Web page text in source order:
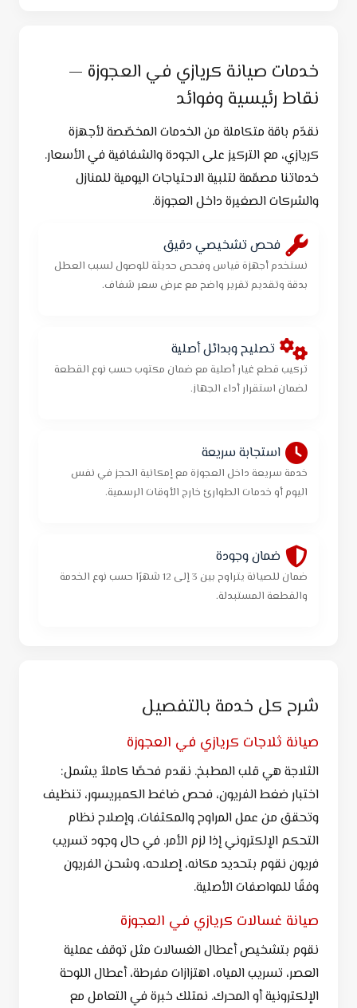
خدمات صيانة كريازي في العجوزة —
نقاط رئيسية وفوائد
نقدّم باقة متكاملة من الخدمات المخصّصة لأجهزة
كريازي، مع التركيز على الجودة والشفافية في الأسعار.
خدماتنا مصمّمة لتلبية الاحتياجات اليومية للمنازل
والشركات الصغيرة داخل العجوزة.
فحص تشخيصي دقيق
نستخدم أجهزة قياس وفحص حديثة للوصول لسبب العطل
بدقة وتقديم تقرير واضح مع عرض سعر شفاف.
تصليح وبدائل أصلية
تركيب قطع غيار أصلية مع ضمان مكتوب حسب نوع القطعة
لضمان استقرار أداء الجهاز.
استجابة سريعة
خدمة سريعة داخل العجوزة مع إمكانية الحجز في نفس
اليوم أو خدمات الطوارئ خارج الأوقات الرسمية.
ضمان وجودة
ضمان للصيانة يتراوح بين 3 إلى 12 شهرًا حسب نوع الخدمة
والقطعة المستبدلة.
شرح كل خدمة بالتفصيل
صيانة ثلاجات كريازي في العجوزة
الثلاجة هي قلب المطبخ. نقدم فحصًا كاملاً يشمل:
اختبار ضغط الفريون، فحص ضاغط الكمبريسور، تنظيف
وتحقق من عمل المراوح والمكثفات، وإصلاح نظام
التحكم الإلكتروني إذا لزم الأمر. في حال وجود تسريب
فريون نقوم بتحديد مكانه، إصلاحه، وشحن الفريون
وفقًا للمواصفات الأصلية.
صيانة غسالات كريازي في العجوزة
نقوم بتشخيص أعطال الغسالات مثل توقف عملية
العصر، تسريب المياه، اهتزازات مفرطة، أعطال اللوحة
الإلكترونية أو المحرك. نمتلك خبرة في التعامل مع